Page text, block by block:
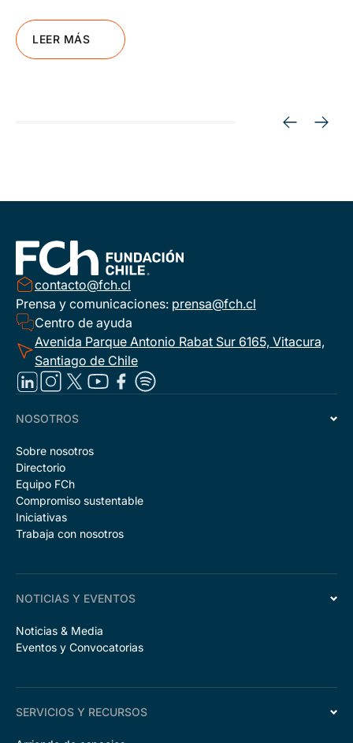
LEER MÁS
contacto@fch.cl
Prensa y comunicaciones: prensa@fch.cl
Centro de ayuda
Avenida Parque Antonio Rabat Sur 6165, Vitacura,
Santiago de Chile
NOSOTROS
Sobre nosotros
Directorio
Equipo FCh
Compromiso sustentable
Iniciativas
Trabaja con nosotros
NOTICIAS Y EVENTOS
Noticias & Media
Eventos y Convocatorias
SERVICIOS Y RECURSOS